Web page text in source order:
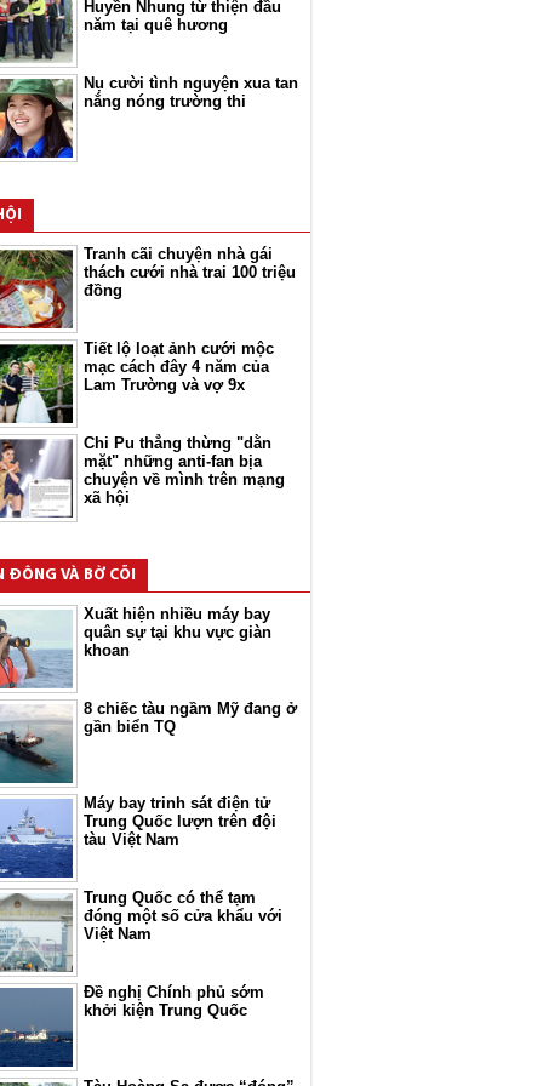
Huyền Nhung từ thiện đầu
năm tại quê hương
Nụ cười tình nguyện xua tan
nắng nóng trường thi
Tranh cãi chuyện nhà gái
thách cưới nhà trai 100 triệu
đồng
Tiết lộ loạt ảnh cưới mộc
mạc cách đây 4 năm của
Lam Trường và vợ 9x
Chi Pu thẳng thừng "dằn
mặt" những anti-fan bịa
chuyện về mình trên mạng
xã hội
ĐÔNG VÀ BỜ CÕI
Xuất hiện nhiều máy bay
quân sự tại khu vực giàn
khoan
8 chiếc tàu ngầm Mỹ đang ở
gần biển TQ
Máy bay trinh sát điện tử
Trung Quốc lượn trên đội
tàu Việt Nam
Trung Quốc có thể tạm
đóng một số cửa khẩu với
Việt Nam
Đề nghị Chính phủ sớm
khởi kiện Trung Quốc